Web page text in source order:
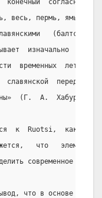
конечный  согласный
весь, пермь, ямь,
(балтскими
изначально
временных  лет»
славянской  передачей
(Г.  А.
к  Ruotsi,  как
что
современное
что в основе